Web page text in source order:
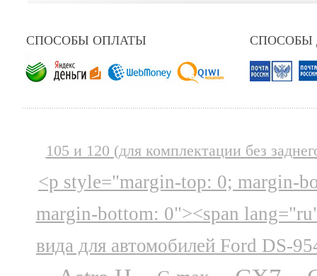
СПОСОБЫ ОПЛАТЫ СПОСОБЫ
105 и 120 (для комплектации без
<p style="margin-top: 0; margin-
margin-bottom: 0"><span
вида для автомобилей Ford DS-